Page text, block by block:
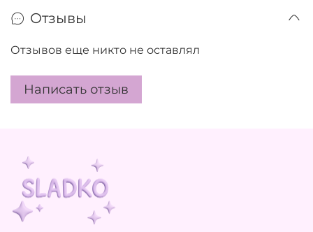
Отзывы
Отзывов еще никто не оставлял
Написать отзыв